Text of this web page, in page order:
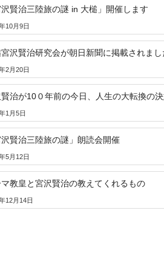
沢賢治三陸旅の謎 in 大槌」開催します
10月9日
沢賢治研究会が朝日新聞に掲載されまし
2月20日
治が10０年前の今日、人生の大転換の
1月5日
沢賢治三陸旅の謎」朗読会開催
5月12日
マ教皇と宮沢賢治の教えてくれるもの
12月14日